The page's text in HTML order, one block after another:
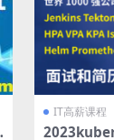
IT高薪课程